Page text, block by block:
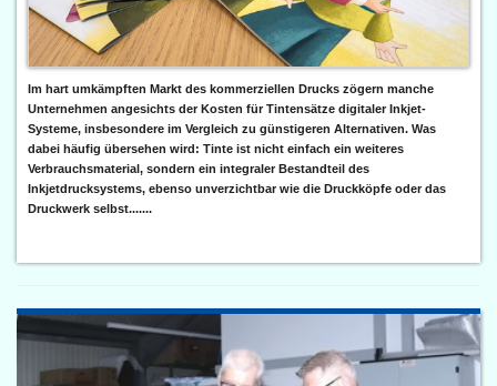
Im hart umkämpften Markt des kommerziellen Drucks zögern manche
Unternehmen angesichts der Kosten für Tintensätze digitaler Inkjet-
Systeme, insbesondere im Vergleich zu günstigeren Alternativen. Was
dabei häufig übersehen wird: Tinte ist nicht einfach ein weiteres
Verbrauchsmaterial, sondern ein integraler Bestandteil des
Inkjetdrucksystems, ebenso unverzichtbar wie die Druckköpfe oder das
Druckwerk selbst.......